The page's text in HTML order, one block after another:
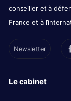
conseiller et à
France et à
Newsletter
Le cabinet